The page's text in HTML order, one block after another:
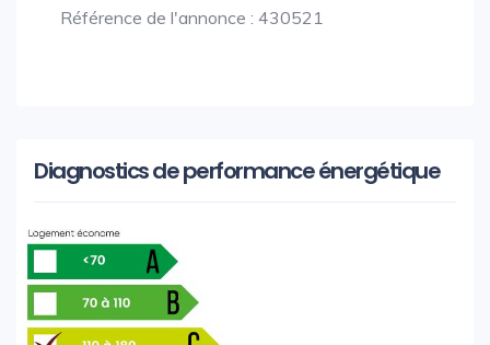
Référence de l'annonce : 430521
Diagnostics de performance énergétique